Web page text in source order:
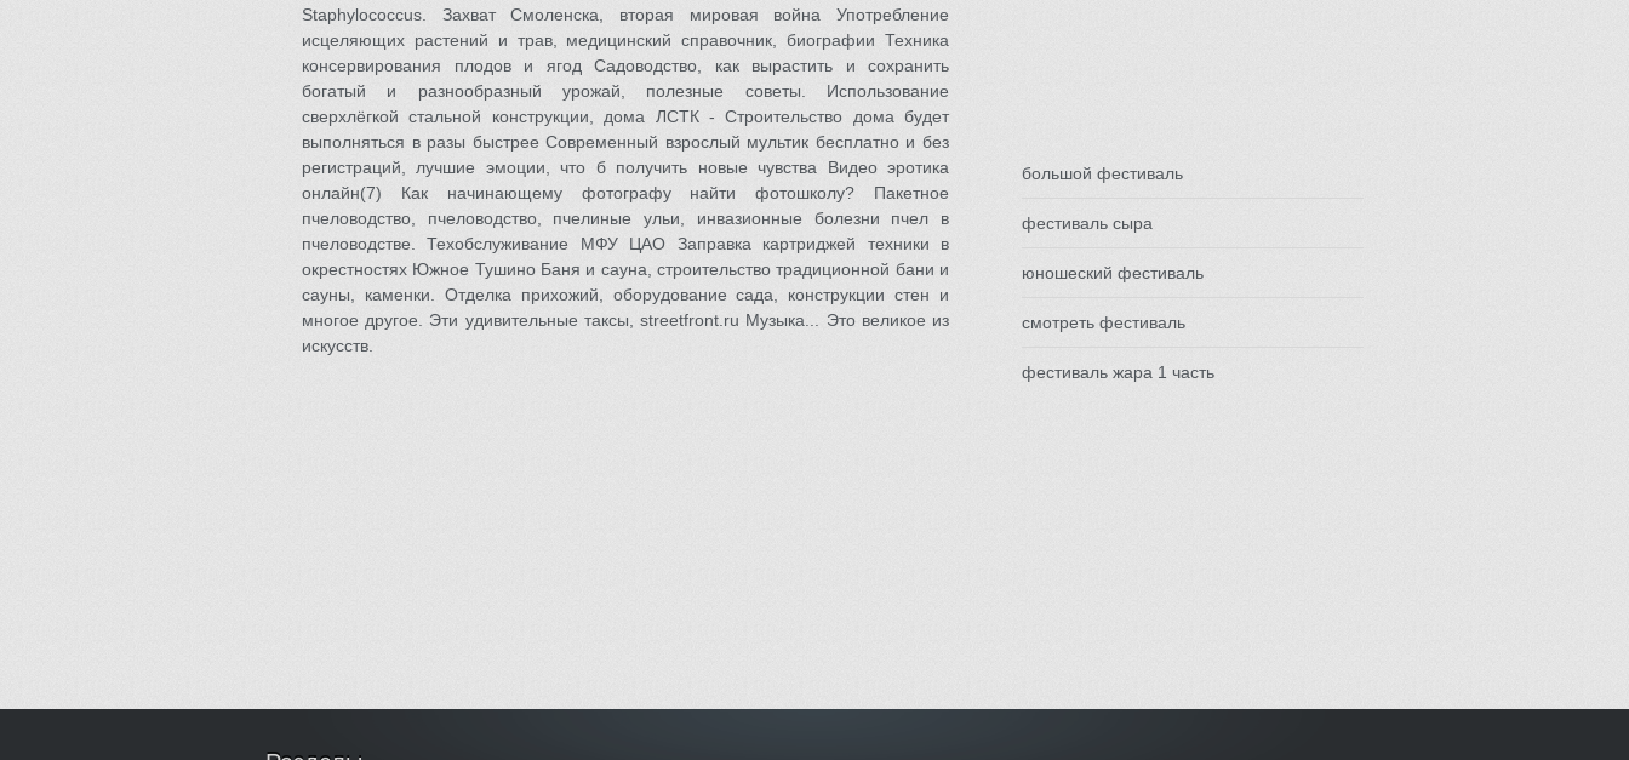
Staphylococcus. Захват Смоленска, вторая мировая война Употребление
исцеляющих растений и трав, медицинский справочник, биографии Техника
консервирования плодов и ягод Садоводство, как вырастить и сохранить
богатый и разнообразный урожай, полезные советы. Использование
сверхлёгкой стальной конструкции, дома ЛСТК - Строительство дома будет
выполняться в разы быстрее Современный взрослый мультик бесплатно и без
регистраций, лучшие эмоции, что б получить новые чувства Видео эротика
онлайн(7) Как начинающему фотографу найти фотошколу? Пакетное
пчеловодство, пчеловодство, пчелиные ульи, инвазионные болезни пчел в
пчеловодстве. Техобслуживание МФУ ЦАО Заправка картриджей техники в
окрестностях Южное Тушино Баня и сауна, строительство традиционной бани и
сауны, каменки. Отделка прихожий, оборудование сада, конструкции стен и
многое другое. Эти удивительные таксы, streetfront.ru Музыка... Это великое из
искусств.
большой фестиваль
фестиваль сыра
юношеский фестиваль
смотреть фестиваль
фестиваль жара 1 часть